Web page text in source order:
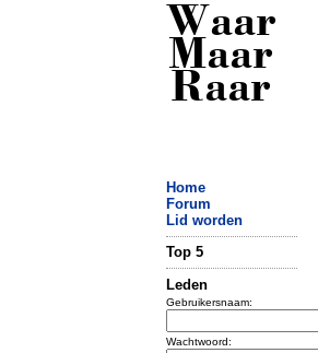
Waar
Maar
Raar
Home
Forum
Lid worden
Top 5
Leden
Gebruikersnaam:
Wachtwoord: